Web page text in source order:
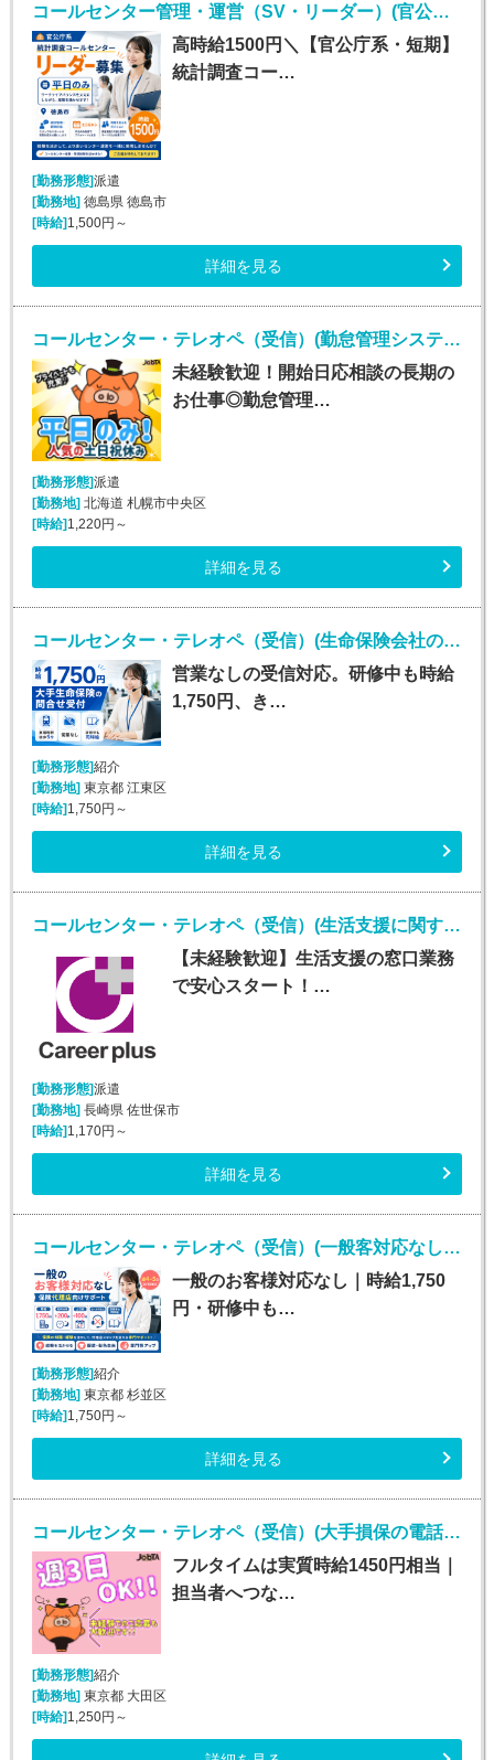
コールセンター管理・運営（SV・リーダー）(官公庁関連の確認電話・データ入力業務リーダー（管理者）)
高時給1500円＼【官公庁系・短期】
統計調査コー…
[勤務形態]派遣
[勤務地]徳島県 徳島市
[時給]1,500円～
詳細を見る
コールセンター・テレオペ（受信）(勤怠管理システムヘルプデスク)
未経験歓迎！開始日応相談の長期の
お仕事◎勤怠管理…
[勤務形態]派遣
[勤務地] 北海道 札幌市中央区
[時給] 1,220円～
詳細を見る
コールセンター・テレオペ（受信）(生命保険会社の問合せ受付／時給1750円／営業なし)
営業なしの受信対応。研修中も時給
1,750円、き…
[勤務形態]紹介
[勤務地] 東京都 江東区
[時給] 1,750円～
詳細を見る
コールセンター・テレオペ（受信）(生活支援に関する問合せ窓口/平日のみ)
【未経験歓迎】生活支援の窓口業務
で安心スタート！…
[勤務形態]派遣
[勤務地] 長崎県 佐世保市
[時給] 1,170円～
詳細を見る
コールセンター・テレオペ（受信）(一般客対応なしの保険代理店カスタマーサポート)
一般のお客様対応なし｜時給1,750
円・研修中も…
[勤務形態]紹介
[勤務地]東京都 杉並区
[時給]1,750円～
詳細を見る
コールセンター・テレオペ（受信）(大手損保の電話取次ぎ｜土日祝休み*契約社員)
フルタイムは実質時給1450円相当｜
担当者へつな…
[勤務形態]紹介
[勤務地] 東京都 大田区
[時給] 1,250円～